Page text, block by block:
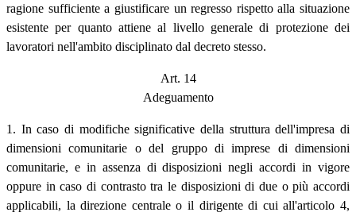
ragione sufficiente a giustificare un regresso rispetto alla situazione
esistente per quanto attiene al livello generale di protezione dei
lavoratori nell'ambito disciplinato dal decreto stesso.
Art. 14
Adeguamento
1. In caso di modifiche significative della struttura dell'impresa di
dimensioni comunitarie o del gruppo di imprese di dimensioni
comunitarie, e in assenza di disposizioni negli accordi in vigore
oppure in caso di contrasto tra le disposizioni di due o più accordi
applicabili, la direzione centrale o il dirigente di cui all'articolo 4,